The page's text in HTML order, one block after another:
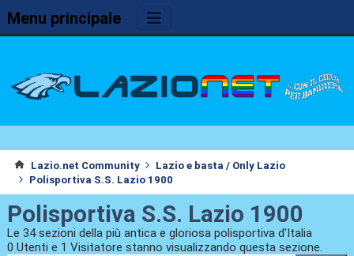
Menu principale
Lazio.net Community
Lazio e basta / Only Lazio
Polisportiva S.S. Lazio 1900
Polisportiva S.S. Lazio 1900
Le 34 sezioni della più antica e gloriosa polisportiva d'Italia
0 Utenti e 1 Visitatore stanno visualizzando questa sezione.